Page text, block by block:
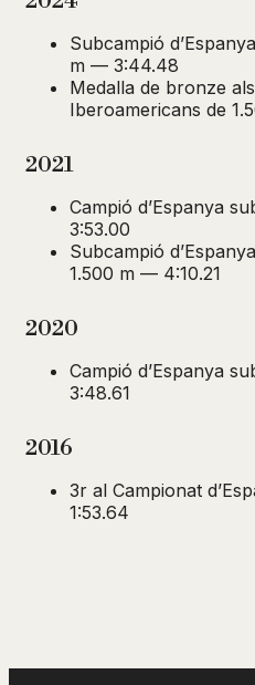
Subcampió
m — 3:44.48
Medalla de bronze
Iberoamericans de
2021
Campió d’Espanya
3:53.00
Subcampió
1.500 m — 4:10.21
2020
Campió d’Espanya
3:48.61
2016
3r al Campionat
1:53.64